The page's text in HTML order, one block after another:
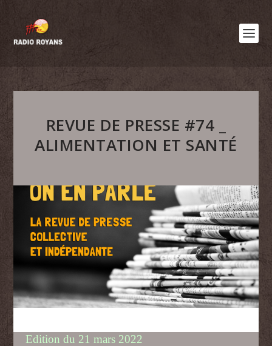
REVUE DE PRESSE #74 _
ALIMENTATION ET SANTÉ
Edition du 21 mars 2022